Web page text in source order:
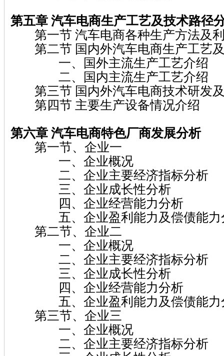
第五章 汽车电商生产工艺及技术路径
第一节 汽车电商各种生产方法及
第二节 国内外汽车电商生产工艺
一、国外主流生产工艺介绍
二、国内主流生产工艺介绍
第三节 国内外汽车电商技术研发
第四节 主要生产设备情况介绍
第六章 汽车电商特色厂商发展分析
第一节、企业一
一、企业概况
二、企业主要经济指标分析
三、企业成长性分析
四、企业经营能力分析
五、企业盈利能力及偿债能力
第二节、企业二
一、企业概况
二、企业主要经济指标分析
三、企业成长性分析
四、企业经营能力分析
五、企业盈利能力及偿债能力
第三节、企业三
一、企业概况
二、企业主要经济指标分析